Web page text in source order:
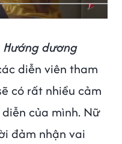
Hướng dương
diễn viên tham
có rất nhiều cảm
của mình. Nữ
đảm nhận vai